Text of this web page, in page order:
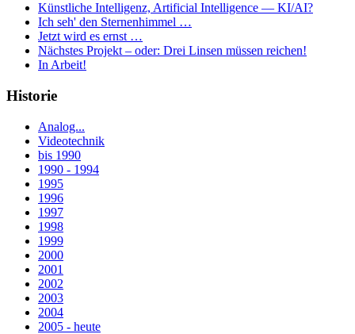
Künstliche Intelligenz, Artificial Intelligence — KI/AI?
Ich seh' den Sternenhimmel …
Jetzt wird es ernst …
Nächstes Projekt – oder: Drei Linsen müssen reichen!
In Arbeit!
Historie
Analog...
Videotechnik
bis 1990
1990 - 1994
1995
1996
1997
1998
1999
2000
2001
2002
2003
2004
2005 - heute